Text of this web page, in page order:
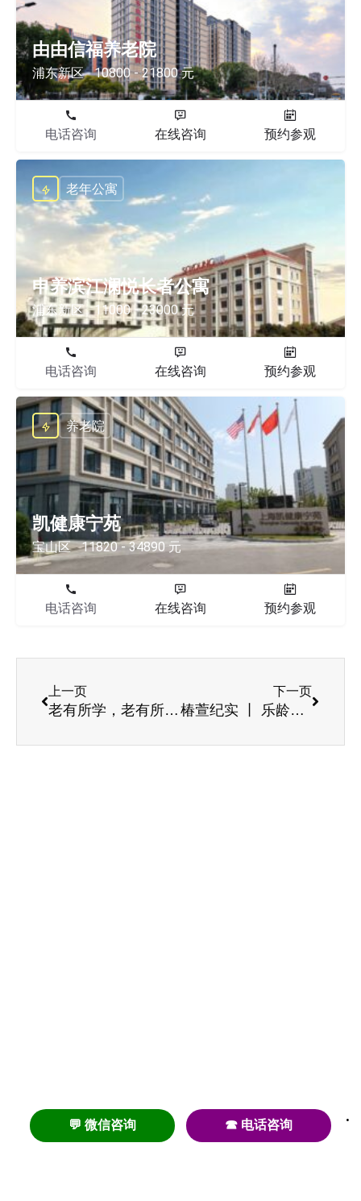
由由信福养老院
浦东新区 10800 - 21800 元
电话咨询 在线咨询 预约参观
申养滨江澜悦长者公寓
浦东新区 11000 - 23000 元
老年公寓
电话咨询 在线咨询 预约参观
凯健康宁苑
宝山区 11820 - 34890 元
养老院
电话咨询 在线咨询 预约参观
上一页
老有所学，老有所为， 养老院长者学院增设书画班
下一页
椿萱纪实 丨 乐龄大儿童 谁说花甲不胜花季
💬 微信咨询 ☎ 电话咨询